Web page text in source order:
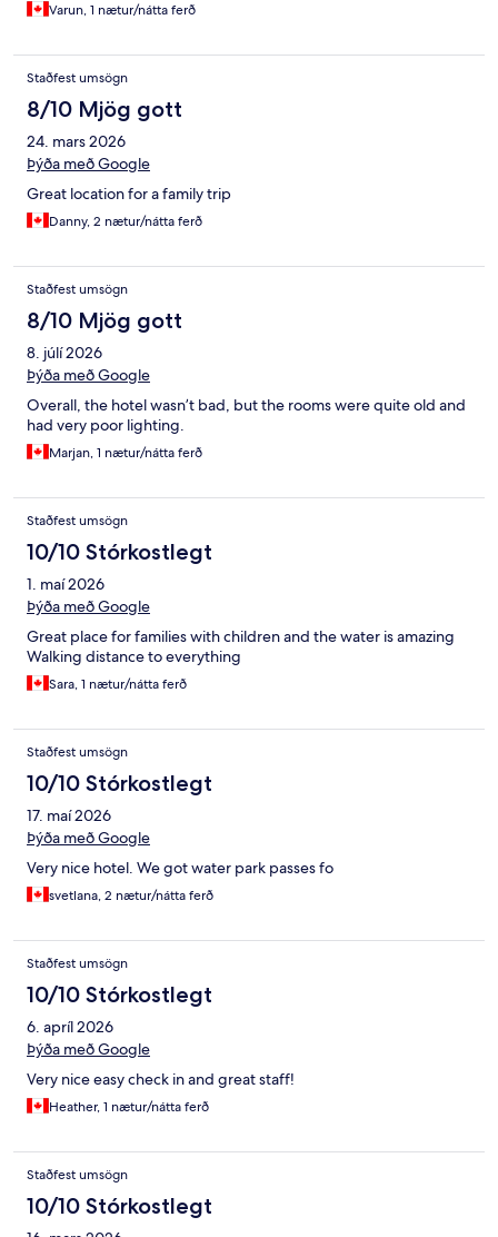
Varun, 1 nætur/nátta ferð
Staðfest umsögn
8/10 Mjög gott
24. mars 2026
Þýða með Google
Great location for a family trip
Danny, 2 nætur/nátta ferð
Staðfest umsögn
8/10 Mjög gott
8. júlí 2026
Þýða með Google
Overall, the hotel wasn’t bad, but the rooms were quite old and
had very poor lighting.
Marjan, 1 nætur/nátta ferð
Staðfest umsögn
10/10 Stórkostlegt
1. maí 2026
Þýða með Google
Great place for families with children and the water is amazing
Walking distance to everything
Sara, 1 nætur/nátta ferð
Staðfest umsögn
10/10 Stórkostlegt
17. maí 2026
Þýða með Google
Very nice hotel. We got water park passes fo
svetlana, 2 nætur/nátta ferð
Staðfest umsögn
10/10 Stórkostlegt
6. apríl 2026
Þýða með Google
Very nice easy check in and great staff!
Heather, 1 nætur/nátta ferð
Staðfest umsögn
10/10 Stórkostlegt